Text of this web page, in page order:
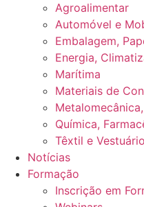
Agroalimentar
Automóvel e
Embalagem,
Energia,
Marítima
Materiais de
Química,
Têxtil e Vestuário
Notícias
Formação
Inscrição em